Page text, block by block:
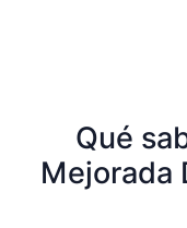
Qué
Mejorada